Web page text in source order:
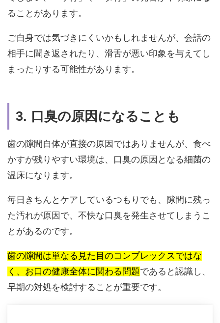
ることがあります。
ご自身では気づきにくいかもしれませんが、会話の
相手に聞き返されたり、滑舌が悪い印象を与えてし
まったりする可能性があります。
3. 口臭の原因になることも
歯の隙間自体が直接の原因ではありませんが、食べ
かすが残りやすい環境は、口臭の原因となる細菌の
温床になります。
毎日きちんとケアしているつもりでも、隙間に残っ
た汚れが原因で、不快な口臭を発生させてしまうこ
とがあるのです。
歯の隙間は単なる見た目のコンプレックスではな
く、お口の健康全体に関わる問題であると認識し、
早期の対処を検討することが重要です。